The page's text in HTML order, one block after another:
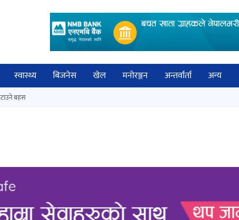
स्वास्थ्य बिजनेस खेल मनोरञ्जन अन्तर्वार्ता
अन्य
बहस